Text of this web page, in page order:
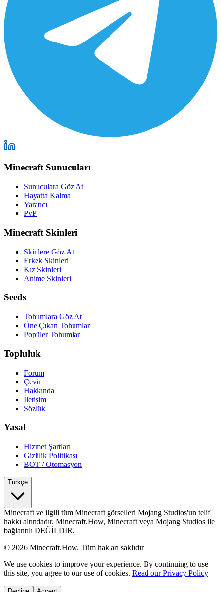
Minecraft Sunucuları
Sunuculara Göz At
Hayatta Kalma
Yaratıcı
PvP
Minecraft Skinleri
Skinlere Göz At
Erkek Skinleri
Kız Skinleri
Anime Skinleri
Seeds
Tohumlara Göz At
Öne Çıkan Tohumlar
Popüler Tohumlar
Topluluk
Forum
Çevir
Hakkında
İletişim
Sözlük
Yasal
Hizmet Şartları
Gizlilik Politikası
BOT / Otomasyon
Türkçe
Minecraft ve ilgili tüm Minecraft görselleri Mojang Studios'un telif
hakkı altındadır. Minecraft.How, Minecraft veya Mojang Studios ile
bağlantılı DEĞİLDİR.
© 2026 Minecraft.How. Tüm hakları saklıdır
We use cookies to improve your experience. By continuing to use
this site, you agree to our use of cookies. Read our Privacy Policy